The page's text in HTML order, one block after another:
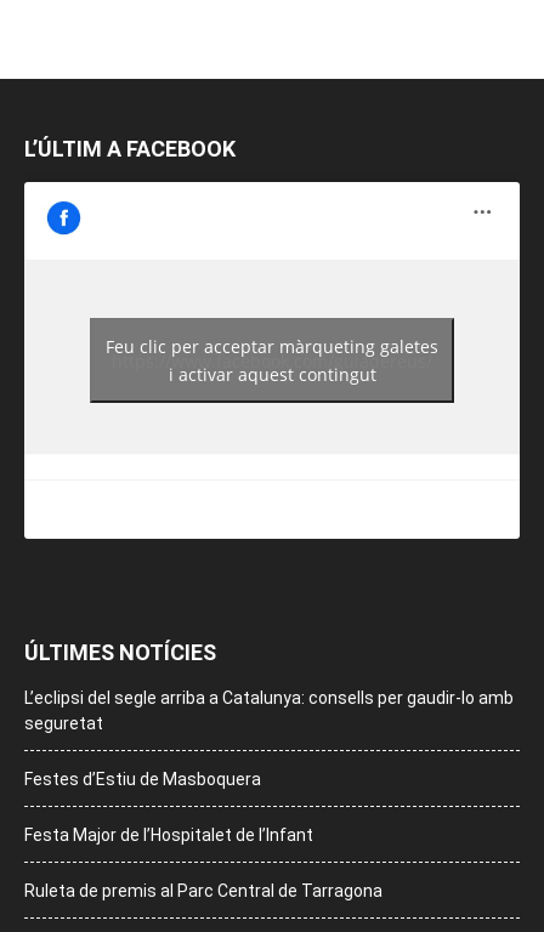
L’ÚLTIM A FACEBOOK
https://www.facebook.com/guiadereus/
Feu clic per acceptar màrqueting galetes
i activar aquest contingut
ÚLTIMES NOTÍCIES
L’eclipsi del segle arriba a Catalunya: consells per gaudir-lo amb
seguretat
Festes d’Estiu de Masboquera
Festa Major de l’Hospitalet de l’Infant
Ruleta de premis al Parc Central de Tarragona